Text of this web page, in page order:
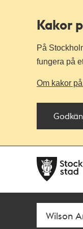
Kakor
På
fungera på
Om kakor
navigationen
huvudinnehållet
Sök